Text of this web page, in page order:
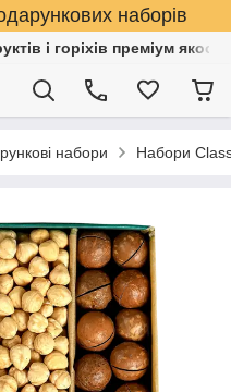
наборів
і горіхів преміум якості
набори Набори